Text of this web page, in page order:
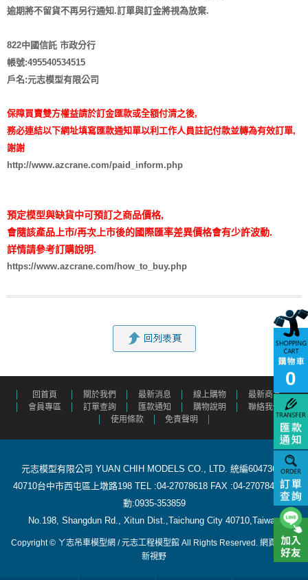
逾期將不留貨不再另行通知 .訂單與訂金將視為放棄.
822中國信託 市政分行
帳號:495540534515
戶名:元志模型有限公司
保障買賣雙方權益請於訂金匯款或全額付清之後,
務必連結以下網址填寫匯款通知單以利工作人員註記付款並轉為有效訂單,
謝謝
http://www.azcrane.com/paid_inform.php
預定模型與缺貨中可預訂之商品價格,
會隨該產品上市/再次上市後的國際匯率差異價格會有少許波動.
詳情請參考訂購說明.
https://www.azcrane.com/how_to_buy.php
回首頁 關於我們 最新消息 線上購物
最新商品
會員專區
訂單查詢 匯款通知 購物說明
聯絡我們
使用條款
免責聲明
元志模型有限公司 YUAN CHIH MODELS CO., LTD. 統編60473615
40710台中市西屯區上墩路198 TEL :04-27078618 FAX :04-27078488 行
動:0935-353859
​ No.198, Shangdun Rd., Xitun Dist.,Taichung City 40710,Taiwan
Copyright © ㄚ志吊車模型網 / 元志工程模型館 All Rights Reserved. 網頁設計:
新視野
0